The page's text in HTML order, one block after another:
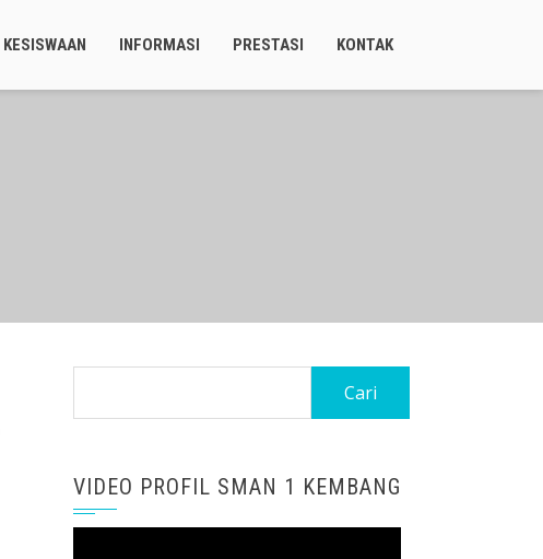
KESISWAAN INFORMASI PRESTASI KONTAK
VIDEO PROFIL SMAN 1 KEMBANG